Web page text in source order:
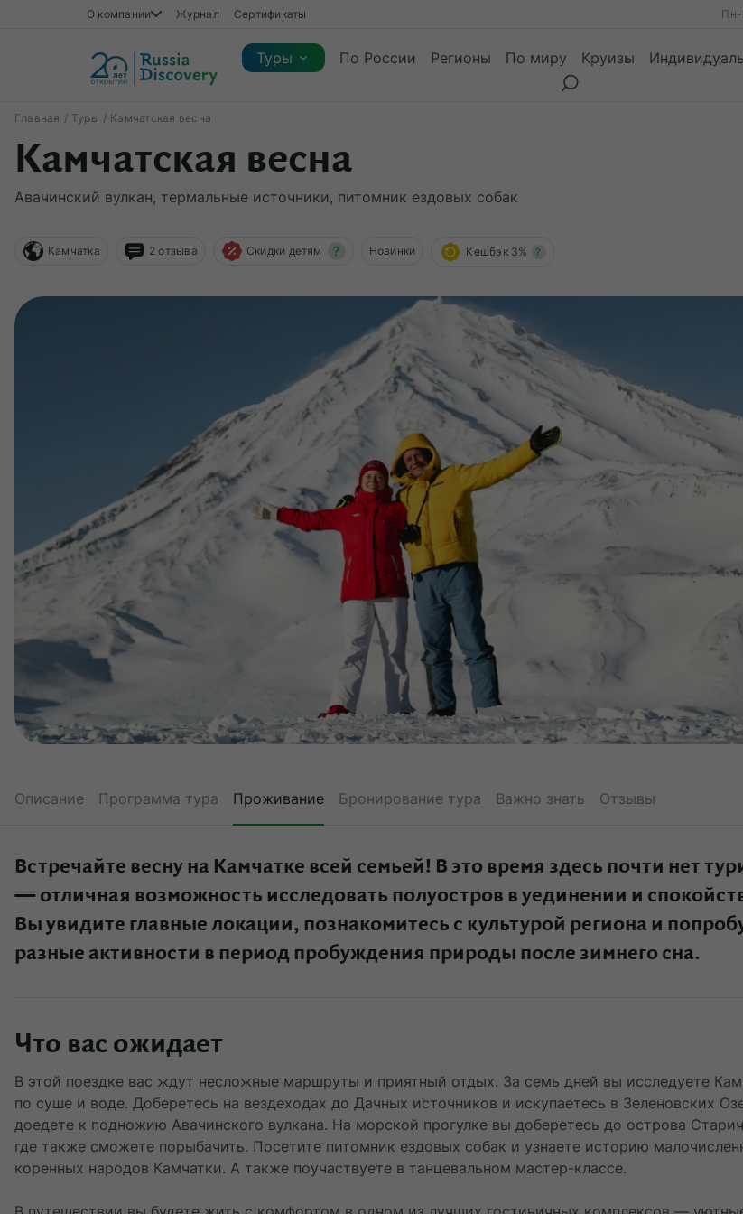
О компании Журнал Сертификаты Пн-
Туры
Каталог туров
По России Регионы По миру Круизы
Каталог туров
Регионы Коллекции Виды отдыха Сезоны Месяцы
Главная Туры Камчатская весна
Камчатская весна
Авачинский вулкан, термальные источники, питомник ездовых собак
Камчатка 2 отзыва Скидки детям ? Новинки Кешбэк 3% ?
Описание Программа тура Проживание Бронирование тура Важно знать Отзывы
Встречайте весну на Камчатке всей семьей! В это время здесь почти нет
— отличная возможность исследовать полуостров в уединении и
Вы увидите главные локации, познакомитесь с культурой региона и
разные активности в период пробуждения природы после зимнего сна.
Что вас ожидает
В этой поездке вас ждут несложные маршруты и приятный отдых. За семь дней вы исследуете
по суше и воде. Доберетесь на вездеходах до Дачных источников и искупаетесь в Зеленовских
доедете к подножию Авачинского вулкана. На морской прогулке вы доберетесь до острова
где также сможете порыбачить. Посетите питомник ездовых собак и узнаете историю
коренных народов Камчатки. А также поучаствуете в танцевальном мастер-классе.